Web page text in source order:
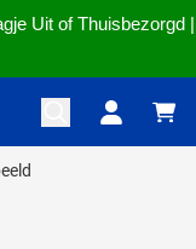
Uit of Thuisbezorgd |